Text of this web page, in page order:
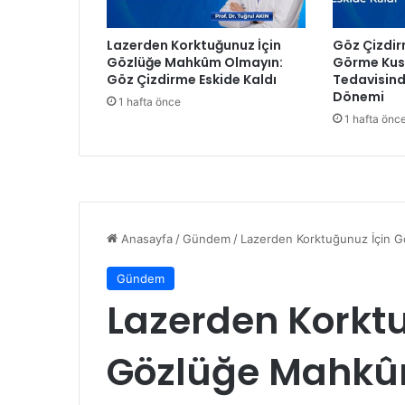
a
l
Ö
n
e
Lazerden Korktuğunuz İçin
Gözlüğe Mahkûm Olmayın:
Göz Çizdirme Eskide Kaldı
1 hafta önce
Göz
Görme
Dönemi
1 hafta